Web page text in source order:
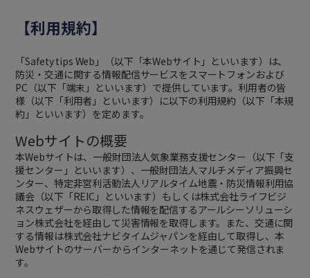
【利用規約】
「Safety tips Web」（以下「本Webサイト」といいます）は、
防災・交通に関する情報配信サービスをスマートフォンおよび
PC（以下「端末」といいます）で提供しています。利用者の皆
様（以下「利用者」といいます）に以下の利用規約（以下「本規
約」といいます）を定めます。
Webサイトの概要
本Webサイトは、一般財団法人気象業務支援センター（以下「支
援センター」といいます）、一般財団法人マルチメディア振興セ
ンター、特定非営利活動法人リアルタイム地震・防災情報利用協
議会（以下「REIC」といいます）もしくは株式会社ライフビジ
ネスウェザーから取得した情報を配信するアールシーソリューシ
ョン株式会社を経由して災害情報を取得します。また、交通に関
する情報は株式会社ナビタイムジャパンを経由して取得し、本
Webサイトのサーバーからインターネットを通じて発信されま
す。